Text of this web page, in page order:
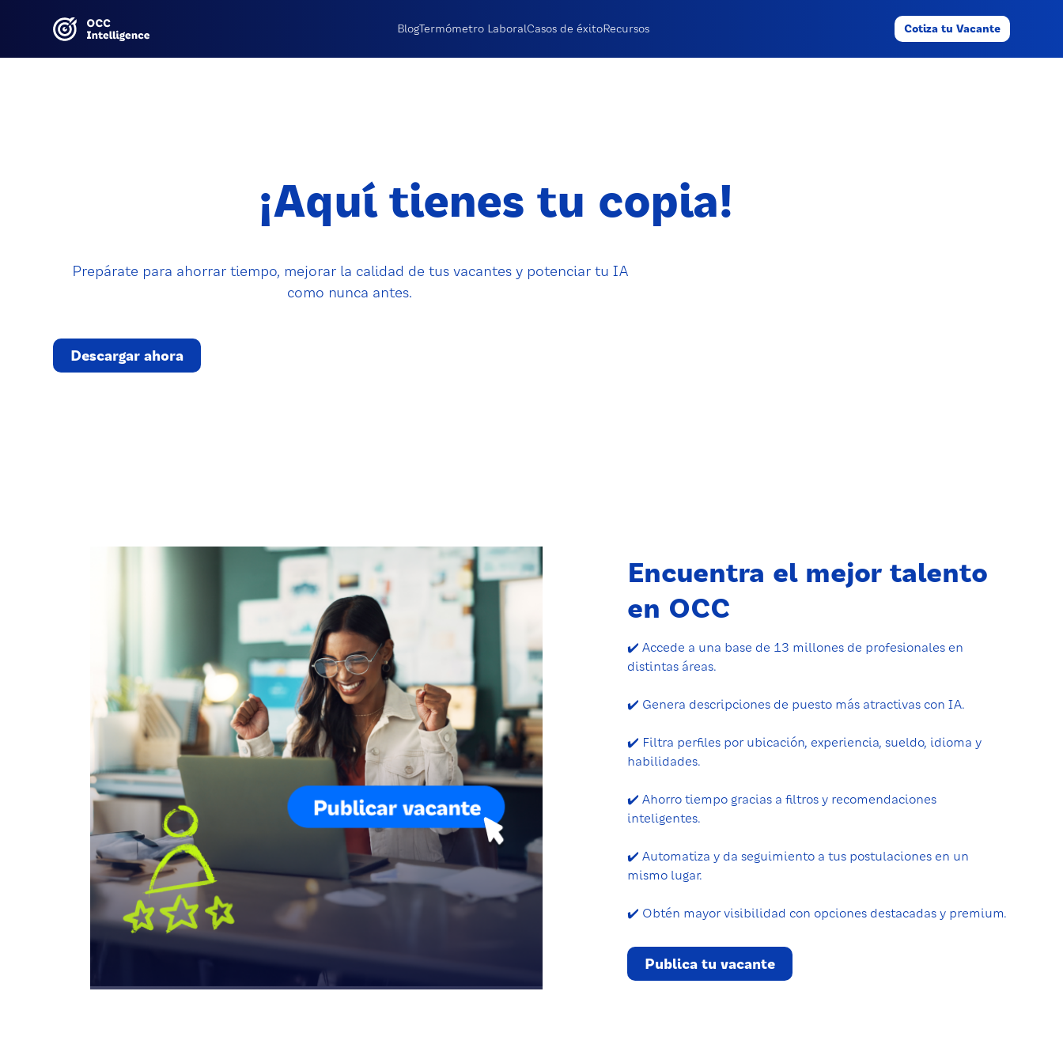
BlogTermómetro LaboralCasos de éxitoRecursos Cotiza tu Vacante
¡Aquí tienes tu copia!
Prepárate para ahorrar tiempo, mejorar la calidad de tus vacantes y potenciar tu IA
como nunca antes.
Descargar ahora
Encuentra el mejor talento
en OCC
✔️ Accede a una base de 13 millones de profesionales en
distintas áreas.
✔️ Genera descripciones de puesto más atractivas con IA.
✔️ Filtra perfiles por ubicación, experiencia, sueldo, idioma y
habilidades.
✔️ Ahorro tiempo gracias a filtros y recomendaciones
inteligentes.
✔️ Automatiza y da seguimiento a tus postulaciones en un
mismo lugar.
✔️ Obtén mayor visibilidad con opciones destacadas y premium.
Publica tu vacante